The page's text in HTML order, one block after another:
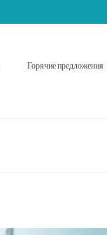
Горячие предложения